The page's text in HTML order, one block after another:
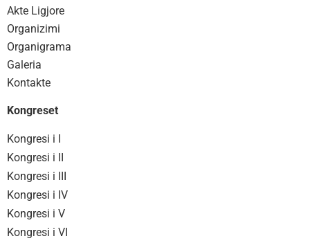
Akte Ligjore
Organizimi
Organigrama
Galeria
Kontakte
Kongreset
Kongresi i I
Kongresi i II
Kongresi i III
Kongresi i IV
Kongresi i V
Kongresi i VI